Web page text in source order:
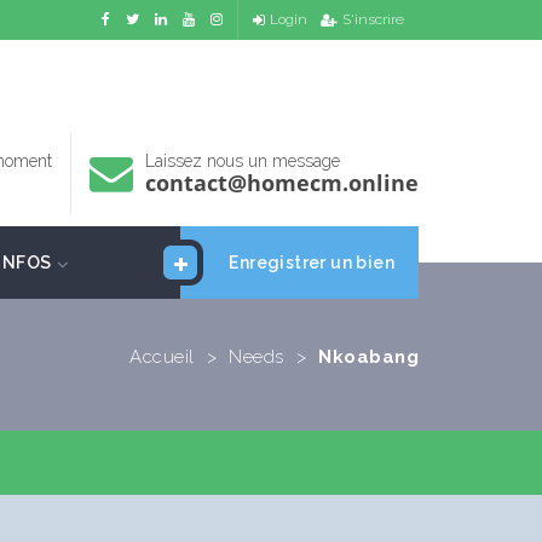
Login S'inscrire
Laissez nous un message
contact@homecm.online
Enregistrer un bien
Accueil > Needs > Nkoabang